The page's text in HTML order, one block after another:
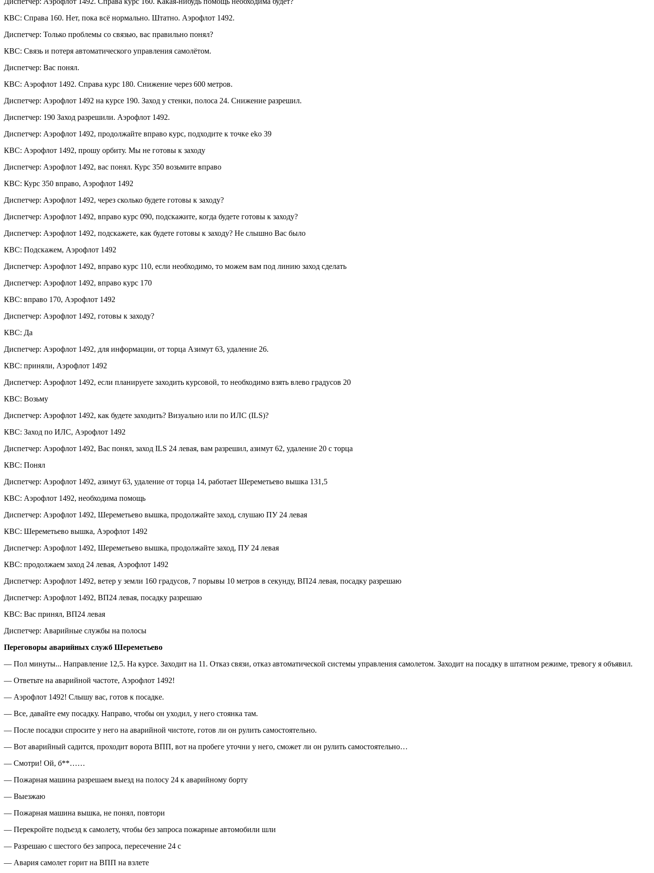
КВС: Справа 160. Нет, пока всё нормально. Штатно. Аэрофлот 1492.
Диспетчер: Только проблемы со связью, вас правильно понял?
КВС: Связь и потеря автоматического управления самолётом.
Диспетчер: Вас понял.
КВС: Аэрофлот 1492. Справа курс 180. Снижение через 600 метров.
Диспетчер: Аэрофлот 1492 на курсе 190. Заход у стенки, полоса 24. Снижение разрешил.
Диспетчер: 190 Заход разрешили. Аэрофлот 1492.
Диспетчер: Аэрофлот 1492, продолжайте вправо курс, подходите к точке eko 39
КВС: Аэрофлот 1492, прошу орбиту. Мы не готовы к заходу
Диспетчер: Аэрофлот 1492, вас понял. Курс 350 возьмите вправо
КВС: Курс 350 вправо, Аэрофлот 1492
Диспетчер: Аэрофлот 1492, через сколько будете готовы к заходу?
Диспетчер: Аэрофлот 1492, вправо курс 090, подскажите, когда будете готовы к заходу?
Диспетчер: Аэрофлот 1492, подскажете, как будете готовы к заходу? Не слышно Вас было
КВС: Подскажем, Аэрофлот 1492
Диспетчер: Аэрофлот 1492, вправо курс 110, если необходимо, то можем вам под линию заход сделать
Диспетчер: Аэрофлот 1492, вправо курс 170
КВС: вправо 170, Аэрофлот 1492
Диспетчер: Аэрофлот 1492, готовы к заходу?
КВС: Да
Диспетчер: Аэрофлот 1492, для информации, от торца Азимут 63, удаление 26.
КВС: приняли, Аэрофлот 1492
Диспетчер: Аэрофлот 1492, если планируете заходить курсовой, то необходимо взять влево градусов 20
КВС: Возьму
Диспетчер: Аэрофлот 1492, как будете заходить? Визуально или по ИЛС (ILS)?
КВС: Заход по ИЛС, Аэрофлот 1492
Диспетчер: Аэрофлот 1492, Вас понял, заход ILS 24 левая, вам разрешил, азимут 62, удаление 20 с торца
КВС: Понял
Диспетчер: Аэрофлот 1492, азимут 63, удаление от торца 14, работает Шереметьево вышка 131,5
КВС: Аэрофлот 1492, необходима помощь
Диспетчер: Аэрофлот 1492, Шереметьево вышка, продолжайте заход, слушаю ПУ 24 левая
КВС: Шереметьево вышка, Аэрофлот 1492
Диспетчер: Аэрофлот 1492, Шереметьево вышка, продолжайте заход, ПУ 24 левая
КВС: продолжаем заход 24 левая, Аэрофлот 1492
Диспетчер: Аэрофлот 1492, ветер у земли 160 градусов, 7 порывы 10 метров в секунду, ВП24 левая, посадку разрешаю
Диспетчер: Аэрофлот 1492, ВП24 левая, посадку разрешаю
КВС: Вас принял, ВП24 левая
Диспетчер: Аварийные службы на полосы
Переговоры аварийных служб Шереметьево
— Пол минуты... Направление 12,5. На курсе. Заходит на 11. Отказ связи, отказ автоматической системы управления самолетом. Заходит на посадку в штатном режиме, тревогу я объявил.
— Ответьте на аварийной частоте, Аэрофлот 1492!
— Аэрофлот 1492! Слышу вас, готов к посадке.
— Все, давайте ему посадку. Направо, чтобы он уходил, у него стоянка там.
— После посадки спросите у него на аварийной чистоте, готов ли он рулить самостоятельно.
— Вот аварийный садится, проходит ворота ВПП, вот на пробеге уточни у него, сможет ли он рулить самостоятельно…
— Смотри! Ой, б**……
— Пожарная машина разрешаем выезд на полосу 24 к аварийному борту
— Выезжаю
— Пожарная машина вышка, не понял, повтори
— Перекройте подъезд к самолету, чтобы без запроса пожарные автомобили шли
— Разрешаю с шестого без запроса, пересечение 24 с
— Авария самолет горит на ВПП на взлете